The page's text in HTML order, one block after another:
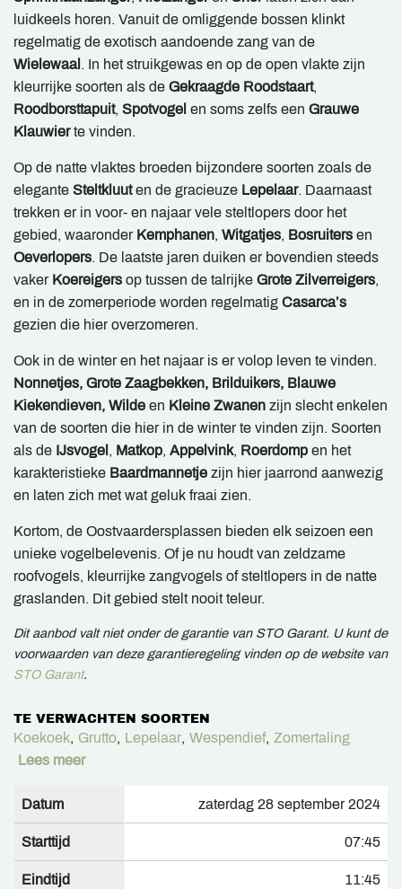
luidkeels horen. Vanuit de omliggende bossen klinkt
regelmatig de exotisch aandoende zang van de
Wielewaal . In het struikgewas en op de open vlakte zijn
kleurrijke soorten als de Gekraagde Roodstaart,
Roodborsttapuit, Spotvogel en soms zelfs een Grauwe
Klauwierte vinden.
Op de natte vlaktes broeden bijzondere soorten zoals de
elegante Steltkluuten de gracieuze Lepelaar. Daarnaast
trekken er in voor- en najaar vele steltlopers door het
gebied, waaronder Kemphanen, Witgatjes, Bosruiters en
Oeverlopers. De laatste jaren duiken er bovendien steeds
vaker Koereigers op tussen de talrijke Grote Zilverreigers,
en in de zomerperiode worden regelmatig Casarca’s
gezien die hier overzomeren.
Ook in de winter en het najaar is er volop leven te vinden.
Nonnetjes, Grote Zaagbekken, Brilduikers, Blauwe
Kiekendieven, Wilde en Kleine Zwanen zijn slecht enkelen
van de soorten die hier in de winter te vinden zijn. Soorten
als de IJsvogel , Matkop, Appelvink, Roerdomp en het
karakteristieke Baardmannetje zijn hier jaarrond aanwezig
en laten zich met wat geluk fraai zien.
Kortom, de Oostvaardersplassen bieden elk seizoen een
unieke vogelbelevenis. Of je nu houdt van zeldzame
roofvogels, kleurrijke zangvogels of steltlopers in de natte
graslanden. Dit gebied stelt nooit teleur.
Dit aanbod valt niet onder de garantie van STO Garant. U kunt de
voorwaarden van deze garantieregeling vinden op de website van
STO Garant.
TE VERWACHTEN SOORTEN
Koekoek, Grutto, Lepelaar, Wespendief, Zomertaling
Lees meer
Datum zaterdag 28 september 2024
Starttijd 07:45
Eindtijd 11:45